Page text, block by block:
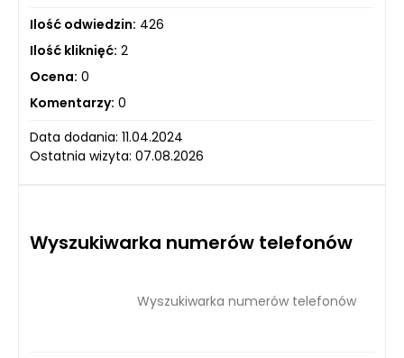
Ilość odwiedzin: 426
Ilość kliknięć: 2
Ocena: 0
Komentarzy: 0
Data dodania: 11.04.2024
Ostatnia wizyta: 07.08.2026
Wyszukiwarka numerów telefonów
Wyszukiwarka numerów telefonów